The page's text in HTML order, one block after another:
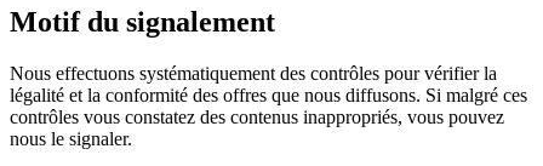
Motif du signalement
Nous effectuons systématiquement des contrôles pour vérifier la
légalité et la conformité des offres que nous diffusons. Si malgré ces
contrôles vous constatez des contenus inappropriés, vous pouvez
nous le signaler.